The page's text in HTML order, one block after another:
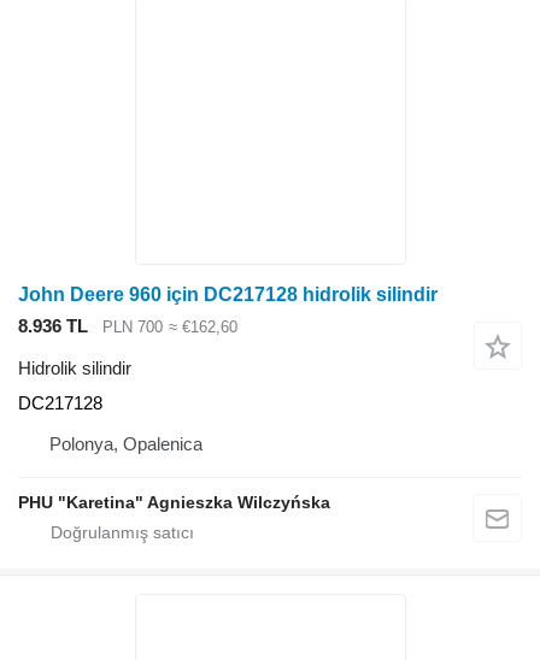
John Deere 960 için DC217128 hidrolik silindir
8.936 TL
PLN 700 ≈ €162,60
Hidrolik silindir
DC217128
Polonya, Opalenica
PHU "Karetina" Agnieszka Wilczyńska